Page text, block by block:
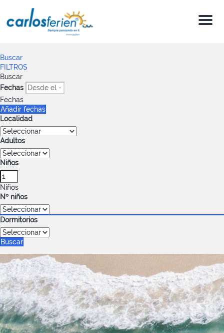
Menu
Buscar
FILTROS
Buscar
Fechas
Fechas
Añadir fechas
Localidad
Adultos
Niños
Niños
Nº niños
Dormitorios
Buscar